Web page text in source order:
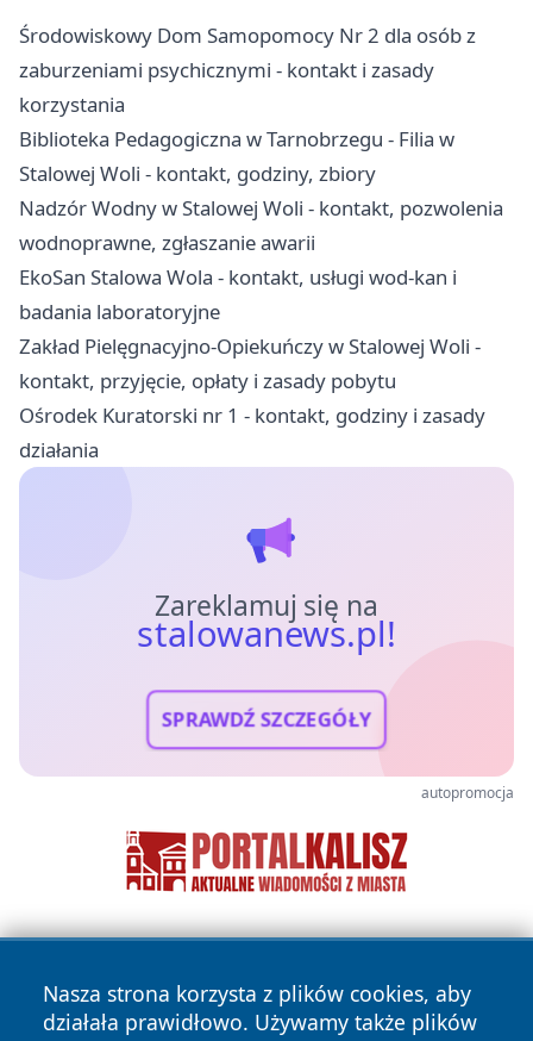
Środowiskowy Dom Samopomocy Nr 2 dla osób z
zaburzeniami psychicznymi - kontakt i zasady
korzystania
Biblioteka Pedagogiczna w Tarnobrzegu - Filia w
Stalowej Woli - kontakt, godziny, zbiory
Nadzór Wodny w Stalowej Woli - kontakt, pozwolenia
wodnoprawne, zgłaszanie awarii
EkoSan Stalowa Wola - kontakt, usługi wod-kan i
badania laboratoryjne
Zakład Pielęgnacyjno-Opiekuńczy w Stalowej Woli -
kontakt, przyjęcie, opłaty i zasady pobytu
Ośrodek Kuratorski nr 1 - kontakt, godziny i zasady
działania
Zareklamuj się na
stalowanews.pl!
SPRAWDŹ SZCZEGÓŁY
autopromocja
Nasza strona korzysta z plików cookies, aby
działała prawidłowo. Używamy także plików